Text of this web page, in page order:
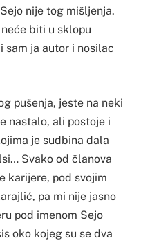
nije tog mišljenja.
biti u sklopu
sam ja autor i nosilac
pušenja, jeste na neki
nastalo, ali postoje i
je sudbina dala
Svako od članova
karijere, pod svojim
pa mi nije jasno
pod imenom Sejo
oko kojeg su se dva